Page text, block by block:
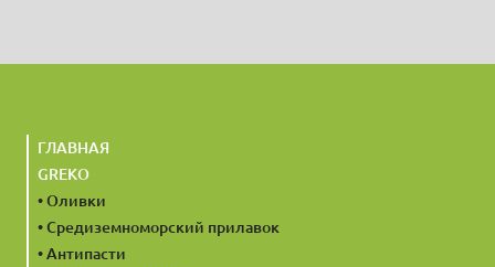
ГЛАВНАЯ
GREKO
• Оливки
• Средиземноморский прилавок
• Антипасти